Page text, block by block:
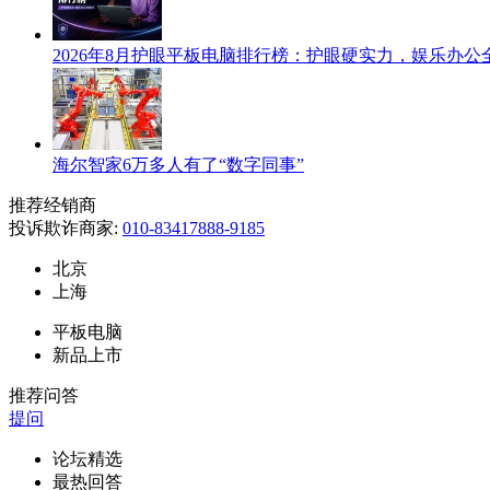
2026年8月护眼平板电脑排行榜：护眼硬实力，娱乐办公
海尔智家6万多人有了“数字同事”
推荐经销商
投诉欺诈商家: 010-83417888-9185
北京
上海
平板电脑
新品上市
推荐问答
提问
论坛精选
最热回答